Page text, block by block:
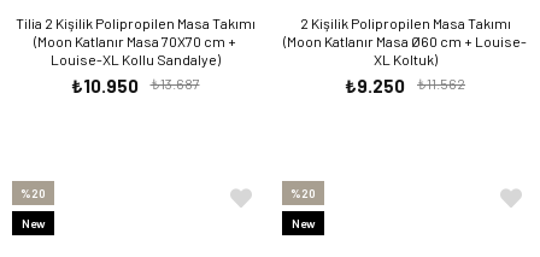
Tilia 2 Kişilik Polipropilen Masa Takımı
(Moon Katlanır Masa 70X70 cm +
Louise-XL Kollu Sandalye)
₺10.950 ₺13.687
2 Kişilik Polipropilen Masa Takımı
(Moon Katlanır Masa Ø60 cm + Louise-
XL Koltuk)
₺9.250 ₺11.562
%20
New
%20
New